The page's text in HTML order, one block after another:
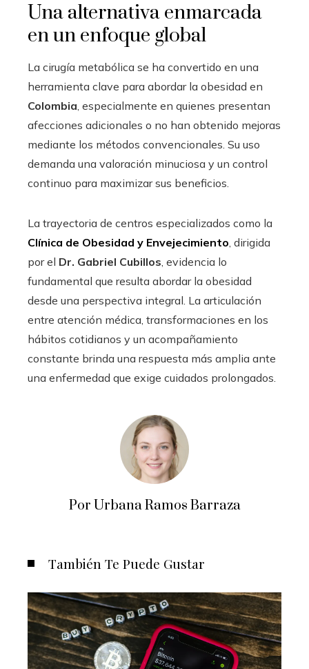
Una alternativa enmarcada
en un enfoque global
La cirugía metabólica se ha convertido en una
herramienta clave para abordar la obesidad en
Colombia, especialmente en quienes presentan
afecciones adicionales o no han obtenido mejoras
mediante los métodos convencionales. Su uso
demanda una valoración minuciosa y un control
continuo para maximizar sus beneficios.
La trayectoria de centros especializados como la
Clínica de Obesidad y Envejecimiento, dirigida
por el Dr. Gabriel Cubillos, evidencia lo
fundamental que resulta abordar la obesidad
desde una perspectiva integral. La articulación
entre atención médica, transformaciones en los
hábitos cotidianos y un acompañamiento
constante brinda una respuesta más amplia ante
una enfermedad que exige cuidados prolongados.
Por Urbana Ramos Barraza
También Te Puede Gustar